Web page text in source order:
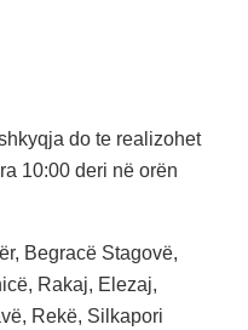
do te realizohet
10:00 deri në orën
Begracë Stagovë,
Rakaj, Elezaj,
Rekë, Silkapori